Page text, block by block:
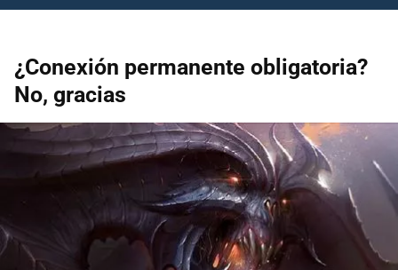
¿Conexión permanente obligatoria?
No, gracias